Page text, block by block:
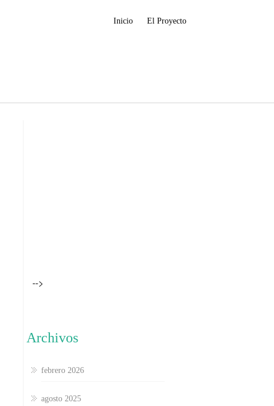
Inicio El Proyecto
-->
Archivos
febrero 2026
agosto 2025